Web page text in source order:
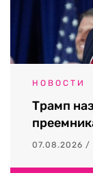
НОВОСТИ
Трамп
07.08.2026 /